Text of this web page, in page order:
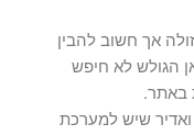
אך חשוב להבין
הגולש לא חיפש
באתר.
שיש למערכת